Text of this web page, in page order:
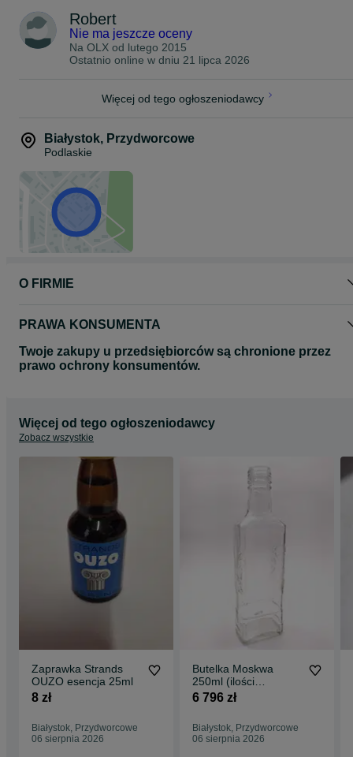
Przechowywanie: W warunkach temperatury pokojowej do 25
stopni, bez ekspozycji na słońce.
Mamy również smaki takie jak:
-Mango marakuja
-Imbir cytryna miód
-Mohito
-Cytryna
-Cytryna pomarańcza
-Orzech
-Sex on the beach
-Pigwa
-Jager
-Grzaniec
-Karmel
-Porzeczka
Robert
Nie ma jeszcze oceny
Na OLX od lutego 2015
Ostatnio online w dniu 21 lipca 2026
Więcej od tego ogłoszeniodawcy
Białystok, Przydworcowe
Podlaskie
O FIRMIE
PRAWA KONSUMENTA
Twoje zakupy u przedsiębiorców są chronione przez
prawo ochrony konsumentów.
Więcej od tego ogłoszeniodawcy
Zobacz wszystkie
Zaprawka Strands
OUZO esencja 25ml
8 zł
Białystok, Przydworcowe
06 sierpnia 2026
Butelka Moskwa
250ml (ilości
całopaletowe)
6 796 zł
Białystok, Przydworcowe
06 sierpnia 2026